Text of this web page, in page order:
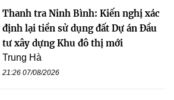
Thanh tra Ninh Bình: Kiến nghị xác
định lại tiền sử dụng đất Dự án Đầu
tư xây dựng Khu đô thị mới
Trung Hà
21:26 07/08/2026